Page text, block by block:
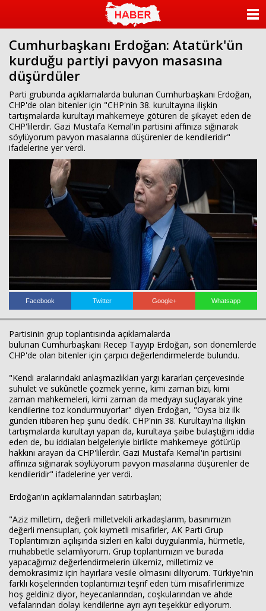
Cumhurbaşkanı Erdoğan: Atatürk'ün
kurduğu partiyi pavyon masasına
düşürdüler
Parti grubunda açıklamalarda bulunan Cumhurbaşkanı Erdoğan,
CHP'de olan bitenler için "CHP'nin 38. kurultayına ilişkin
tartışmalarda kurultayı mahkemeye götüren de şikayet eden de
CHP'lilerdir. Gazi Mustafa Kemal'in partisini affınıza sığınarak
söylüyorum pavyon masalarına düşürenler de kendileridir"
ifadelerine yer verdi.
Facebook Twitter Google+ Whatsapp
Partisinin grup toplantısında açıklamalarda
bulunan Cumhurbaşkanı Recep Tayyip Erdoğan, son dönemlerde
CHP'de olan bitenler için çarpıcı değerlendirmelerde bulundu.
"Kendi aralarındaki anlaşmazlıkları yargı kararları çerçevesinde
suhulet ve sükûnetle çözmek yerine, kimi zaman bizi, kimi
zaman mahkemeleri, kimi zaman da medyayı suçlayarak yine
kendilerine toz kondurmuyorlar" diyen Erdoğan, "Oysa biz ilk
günden itibaren hep şunu dedik. CHP'nin 38. Kurultayı'na ilişkin
tartışmalarda kurultayı yapan da, kurultaya şaibe bulaştığını iddia
eden de, bu iddiaları belgeleriyle birlikte mahkemeye götürüp
hakkını arayan da CHP'lilerdir. Gazi Mustafa Kemal'in partisini
affınıza sığınarak söylüyorum pavyon masalarına düşürenler de
kendileridir" ifadelerine yer verdi.
Erdoğan'ın açıklamalarından satırbaşları;
"Aziz milletim, değerli milletvekili arkadaşlarım, basınımızın
değerli mensupları, çok kıymetli misafirler, AK Parti Grup
Toplantımızın açılışında sizleri en kalbi duygularımla, hürmetle,
muhabbetle selamlıyorum. Grup toplantımızın ve burada
yapacağımız değerlendirmelerin ülkemiz, milletimiz ve
demokrasimiz için hayırlara vesile olmasını diliyorum. Türkiye'nin
farklı köşelerinden toplantımızı teşrif eden tüm misafirlerimize
hoş geldiniz diyor, heyecanlarından, coşkularından ve ahde
vefalarından dolayı kendilerine ayrı ayrı teşekkür ediyorum.
KATEGORİLER
ANKETLER
FOTO GALERİ
VİDEO GALERİ
KÜNYE
İLETİŞİM
Haberin Doğru Adresi.